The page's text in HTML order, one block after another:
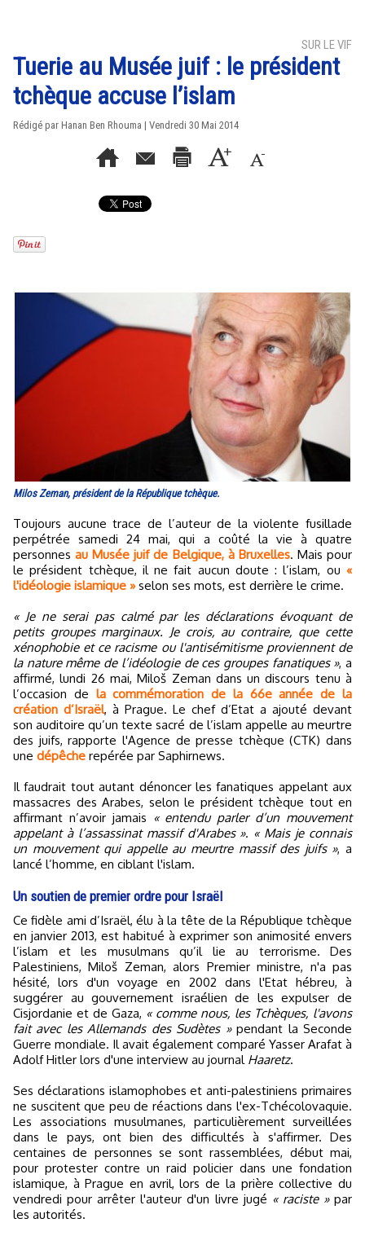
SUR LE VIF
Tuerie au Musée juif : le président
tchèque accuse l’islam
Rédigé par Hanan Ben Rhouma | Vendredi 30 Mai 2014
Milos Zeman, président de la République tchèque.
Toujours aucune trace de l’auteur de la violente fusillade
perpétrée samedi 24 mai, qui a coûté la vie à quatre
personnesau Musée juif de Belgique, à Bruxelles. Mais pour
le président tchèque, il ne fait aucun doute : l’islam, ou «
l'idéologie islamique »selon ses mots, est derrière le crime.
« Je ne serai pas calmé par les déclarations évoquant de
petits groupes marginaux. Je crois, au contraire, que cette
xénophobie et ce racisme ou l'antisémitisme proviennent de
la nature même de l’idéologie de ces groupes fanatiques », a
affirmé, lundi 26 mai, Miloš Zeman dans un discours tenu à
l’occasion de la commémoration de la 66e année de la
création d’Israël, à Prague. Le chef d’Etat a ajouté devant
son auditoire qu’un texte sacré de l’islam appelle au meurtre
des juifs, rapporte l'Agence de presse tchèque (CTK) dans
une dépêche repérée par Saphirnews.
Il faudrait tout autant dénoncer les fanatiques appelant aux
massacres des Arabes, selon le président tchèque tout en
affirmant n’avoir jamais « entendu parler d’un mouvement
appelant à l’assassinat massif d'Arabes ». « Mais je connais
un mouvement qui appelle au meurtre massif des juifs », a
lancé l’homme, en ciblant l'islam.
Un soutien de premier ordre pour Israël
Ce fidèle ami d’Israël, élu à la tête de la République tchèque
en janvier 2013, est habitué à exprimer son animosité envers
l’islam et les musulmans qu’il lie au terrorisme. Des
Palestiniens, Miloš Zeman, alors Premier ministre, n'a pas
hésité, lors d'un voyage en 2002 dans l'Etat hébreu, à
suggérer au gouvernement israélien de les expulser de
Cisjordanie et de Gaza, « comme nous, les Tchèques, l'avons
fait avec les Allemands des Sudètes »pendant la Seconde
Guerre mondiale. Il avait également comparé Yasser Arafat à
Adolf Hitler lors d'une interview au journal Haaretz.
Ses déclarations islamophobes et anti-palestiniens primaires
ne suscitent que peu de réactions dans l'ex-Tchécolovaquie.
Les associations musulmanes, particulièrement surveillées
dans le pays, ont bien des difficultés à s'affirmer. Des
centaines de personnes se sont rassemblées, début mai,
pour protester contre un raid policier dans une fondation
islamique, à Prague en avril, lors de la prière collective du
vendredi pour arrêter l'auteur d'un livre jugé « raciste »par
les autorités.